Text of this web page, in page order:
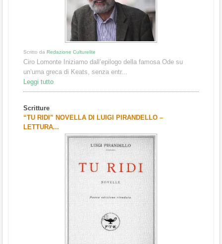
Scritto da Redazione Culturelite
Ciro Lomonte Iniziamo dall’epilogo della famosa Ode su
un’urna greca di Keats, senza entr...
Leggi tutto
Scritture
“TU RIDI” NOVELLA DI LUIGI PIRANDELLO –
LETTURA...